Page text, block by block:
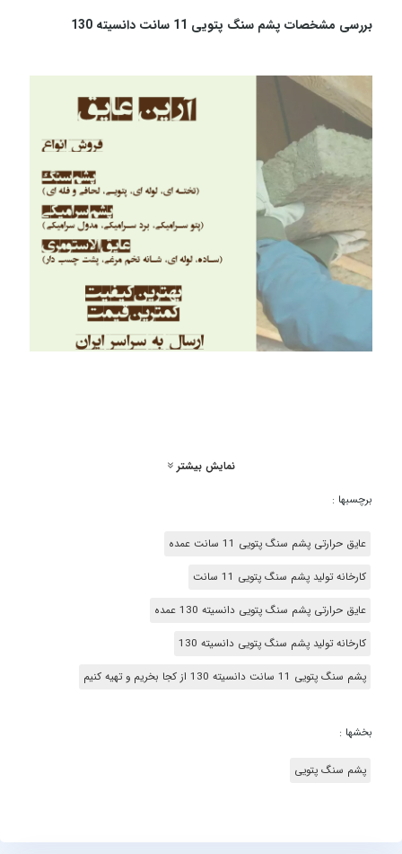
بررسی مشخصات پشم سنگ پتویی 11 سانت دانسیته 130
بگیریم؟
نمایش بیشتر
برچسبها :
عایق حرارتی پشم سنگ پتویی 11 سانت عمده
کارخانه تولید پشم سنگ پتویی 11 سانت
عایق حرارتی پشم سنگ پتویی دانسیته 130 عمده
کارخانه تولید پشم سنگ پتویی دانسیته 130
پشم سنگ پتویی 11 سانت دانسیته 130 از کجا بخریم و تهیه کنیم
بخشها :
پشم سنگ پتویی